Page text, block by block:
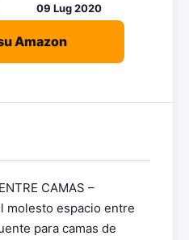
09 Lug 2020
Amazon
CAMAS –
molesto espacio entre
para camas de